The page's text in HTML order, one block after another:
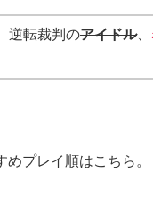
逆転裁判のアイドル、
めプレイ順はこちら。